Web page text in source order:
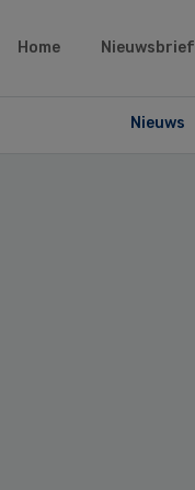
Home Nieuwsbrief
Nieuws